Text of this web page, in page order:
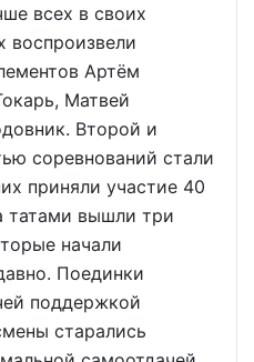
всех в своих
воспроизвели
Артём
Матвей
Второй и
соревнований стали
приняли участие 40
татами вышли три
начали
Поединки
поддержкой
старались